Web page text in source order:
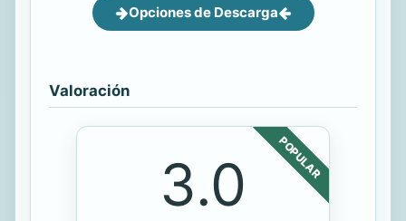
Opciones de Descarga
Valoración
POPULAR
3.0